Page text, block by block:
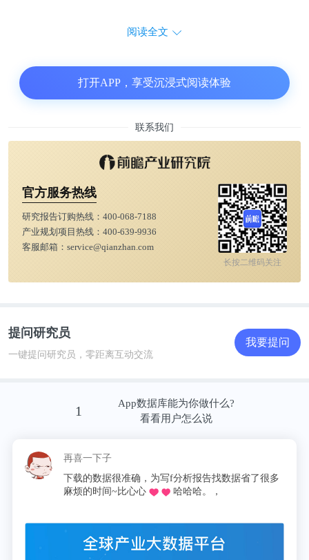
阅读全文
打开APP，享受沉浸式阅读体验
联系我们
官方服务热线
研究报告订购热线： 400-068-7188
产业规划项目热线： 400-639-9936
客服邮箱： service@qianzhan.com
长按二维码关注
提问研究员
一键提问研究员，零距离互动交流
我要提问
1
App数据库能为你做什么?
看看用户怎么说
再喜一下子
下载的数据很准确，为写f分析报告找数据省了很多
麻烦的时间~比心心
哈哈哈。，